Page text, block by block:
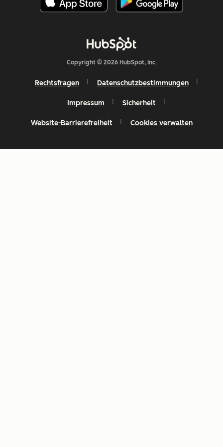
Copyright © 2026 HubSpot, Inc.
Rechtsfragen Datenschutzbestimmungen
Impressum Sicherheit
Website-Barrierefreiheit Cookies verwalten